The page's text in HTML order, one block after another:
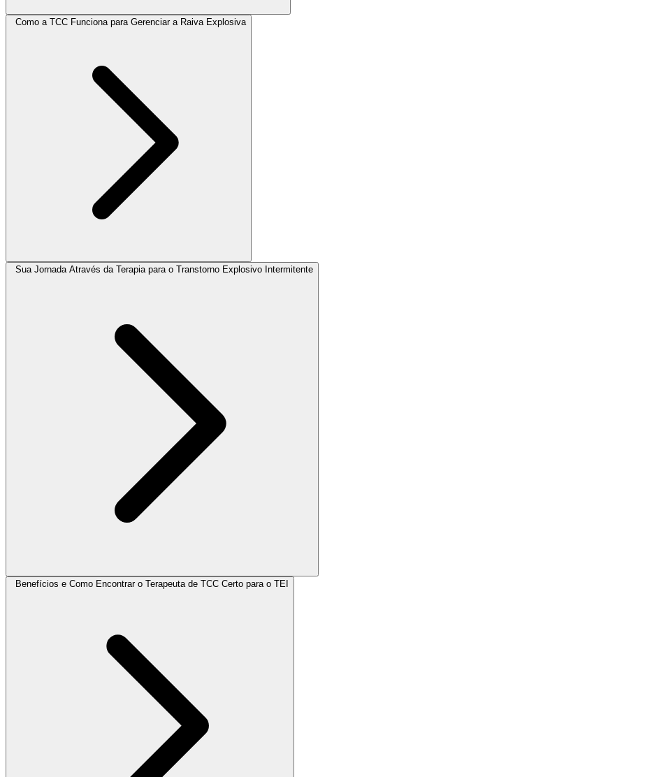
Como a TCC Funciona para Gerenciar a Raiva Explosiva
Sua Jornada Através da Terapia para o Transtorno Explosivo Intermitente
Benefícios e Como Encontrar o Terapeuta de TCC Certo para o TEI